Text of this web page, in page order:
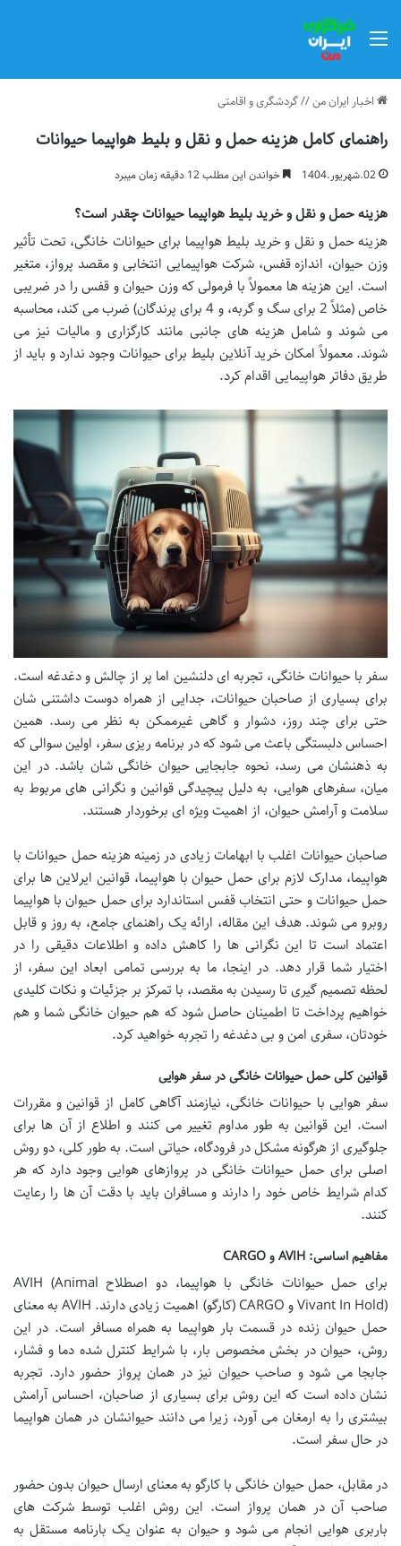
اخبار ایران من//گردشگری و اقامتی
راهنمای کامل هزینه حمل و نقل و بلیط هواپیما حیوانات
02.شهریور.1404 خواندن این مطلب 12 دقیقه زمان میبرد
هزینه حمل و نقل و خرید بلیط هواپیما حیوانات چقدر است؟
هزینه حمل و نقل و خرید بلیط هواپیما برای حیوانات خانگی، تحت تأثیر
وزن حیوان، اندازه قفس، شرکت هواپیمایی انتخابی و مقصد پرواز، متغیر
است. این هزینه ها معمولاً با فرمولی که وزن حیوان و قفس را در ضریبی
خاص (مثلاً 2 برای سگ و گربه، و 4 برای پرندگان) ضرب می کند، محاسبه
می شوند و شامل هزینه های جانبی مانند کارگزاری و مالیات نیز می
شوند. معمولاً امکان خرید آنلاین بلیط برای حیوانات وجود ندارد و باید از
طریق دفاتر هواپیمایی اقدام کرد.
سفر با حیوانات خانگی، تجربه ای دلنشین اما پر از چالش و دغدغه است.
برای بسیاری از صاحبان حیوانات، جدایی از همراه دوست داشتنی شان
حتی برای چند روز، دشوار و گاهی غیرممکن به نظر می رسد. همین
احساس دلبستگی باعث می شود که در برنامه ریزی سفر، اولین سوالی که
به ذهنشان می رسد، نحوه جابجایی حیوان خانگی شان باشد. در این
میان، سفرهای هوایی، به دلیل پیچیدگی قوانین و نگرانی های مربوط به
سلامت و آرامش حیوان، از اهمیت ویژه ای برخوردار هستند.
صاحبان حیوانات اغلب با ابهامات زیادی در زمینههزینه حمل حیوانات با
هواپیما، مدارک لازم برای حمل حیوان با هواپیما،قوانین ایرلاین ها برای
حمل حیواناتو حتی انتخاب قفس استاندارد برای حمل حیوان با هواپیما
روبرو می شوند. هدف این مقاله، ارائه یک راهنمای جامع، به روز و قابل
اعتماد است تا این نگرانی ها را کاهش داده و اطلاعات دقیقی را در
اختیار شما قرار دهد. در اینجا، ما به بررسی تمامی ابعاد این سفر، از
لحظه تصمیم گیری تا رسیدن به مقصد، با تمرکز بر جزئیات و نکات کلیدی
خواهیم پرداخت تا اطمینان حاصل شود که هم حیوان خانگی شما و هم
خودتان، سفری امن و بی دغدغه را تجربه خواهید کرد.
قوانین کلی حمل حیوانات خانگی در سفر هوایی
سفر هوایی با حیوانات خانگی، نیازمند آگاهی کامل از قوانین و مقررات
است. این قوانین به طور مداوم تغییر می کنند و اطلاع از آن ها برای
جلوگیری از هرگونه مشکل در فرودگاه، حیاتی است. به طور کلی، دو روش
اصلی برای حمل حیوانات خانگی در پروازهای هوایی وجود دارد که هر
کدام شرایط خاص خود را دارند و مسافران باید با دقت آن ها را رعایت
کنند.
مفاهیم اساسی: AVIH و CARGO
برای حمل حیوانات خانگی با هواپیما، دو اصطلاح AVIH (Animal
Vivant In Hold)و CARGO (کارگو)
اهمیت زیادی دارند. AVIH به معنای
حمل حیوان زنده در قسمت بار هواپیما به همراه مسافر است. در این
روش، حیوان در بخش مخصوص بار، با شرایط کنترل شده دما و فشار،
جابجا می شود و صاحب حیوان نیز در همان پرواز حضور دارد. تجربه
نشان داده است که این روش برای بسیاری از صاحبان، احساس آرامش
بیشتری را به ارمغان می آورد، زیرا می دانند حیوانشان در همان هواپیما
در حال سفر است.
در مقابل، حمل حیوان خانگی با کارگو به معنای ارسال حیوان بدون حضور
صاحب آن در همان پرواز است. این روش اغلب توسط شرکت های
باربری هوایی انجام می شود و حیوان به عنوان یک بارنامه مستقل به